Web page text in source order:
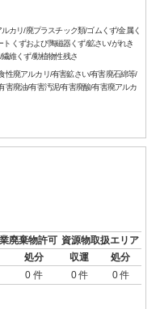
カリ/廃プラスチック類/ゴムくず/金属く
くずおよび陶磁器くず/鉱さい/がれき
維くず/動植物性残さ
性廃アルカリ/有害鉱さい/有害廃石綿等/
害廃油/有害汚泥/有害廃酸/有害廃アルカ
廃棄物許可 資源物取扱エリア
処分 収運
処分
0 件 0 件 0 件